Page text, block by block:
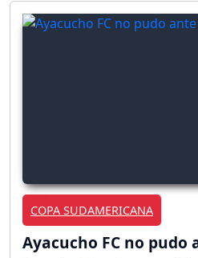
COPA SUDAMERICANA
Ayacucho FC no pudo